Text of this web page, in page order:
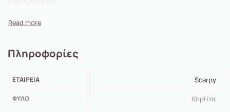
Πληροφορίες
ΕΤΑΙΡΕΊΑ Scarpy
ΦΎΛΟ Κορίτσι